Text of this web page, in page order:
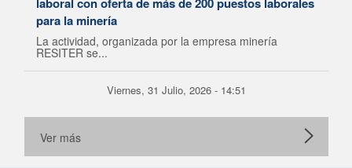
para la minería
La actividad, organizada por la empresa minería
RESITER se...
Viernes, 31 Julio, 2026 - 14:51
Ver más